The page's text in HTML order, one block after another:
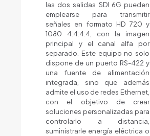
las dos salidas SDI 6G pueden
emplearse para transmitir
señales en formato HD 720 y
1080 4:4:4:4, con la imagen
principal y el canal alfa por
separado. Este equipo no solo
dispone de un puerto RS-422 y
una fuente de alimentación
integrada, sino que además
admite el uso de redes Ethernet,
con el objetivo de crear
soluciones personalizadas para
controlarlo a distancia,
suministrarle energía eléctrica o